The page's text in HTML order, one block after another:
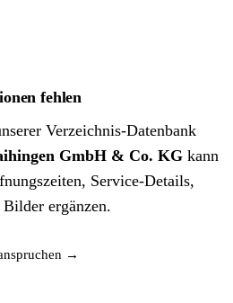
fehlen
Verzeichnis-Datenbank
GmbH & Co. KGkann
Service-Details,
ergänzen.
→